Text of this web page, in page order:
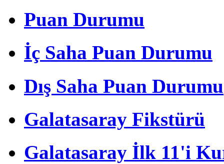
Puan Durumu
İç Saha Puan Durumu
Dış Saha Puan Durumu
Galatasaray Fikstürü
Galatasaray İlk 11'i